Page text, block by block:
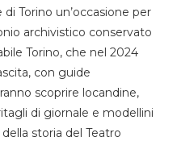
Torino un’occasione per
archivistico conservato
Torino, che nel 2024
con guide
scoprire locandine,
di giornale e modellini
storia del Teatro